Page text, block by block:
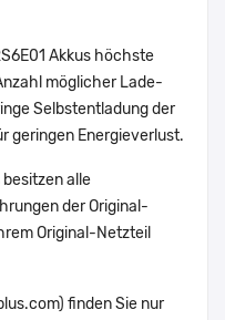
Akkus höchste
möglicher Lade-
Selbstentladung der
geringen Energieverlust.
alle
der Original-
Original-Netzteil
finden Sie nur